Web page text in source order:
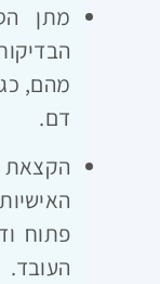
מתן
מהם,
דם.
הקצאת
פתוח
העובד.